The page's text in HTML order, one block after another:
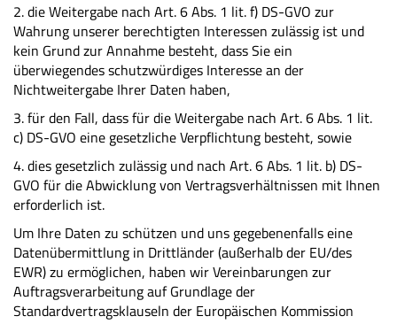
2. die Weitergabe nach Art. 6 Abs. 1 lit. f) DS-GVO zur
Wahrung unserer berechtigten Interessen zulässig ist und
kein Grund zur Annahme besteht, dass Sie ein
überwiegendes schutzwürdiges Interesse an der
Nichtweitergabe Ihrer Daten haben,
3. für den Fall, dass für die Weitergabe nach Art. 6 Abs. 1 lit.
c) DS-GVO eine gesetzliche Verpflichtung besteht, sowie
4. dies gesetzlich zulässig und nach Art. 6 Abs. 1 lit. b) DS-
GVO für die Abwicklung von Vertragsverhältnissen mit Ihnen
erforderlich ist.
Um Ihre Daten zu schützen und uns gegebenenfalls eine
Datenübermittlung in Drittländer (außerhalb der EU/des
EWR) zu ermöglichen, haben wir Vereinbarungen zur
Auftragsverarbeitung auf Grundlage der
Standardvertragsklauseln der Europäischen Kommission